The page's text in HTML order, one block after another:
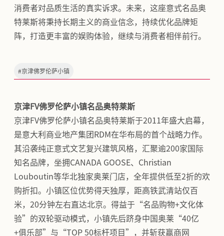
消费者对品质生活的真实诉求。未来，这座意式名品奥
特莱斯将秉持长期主义的商业信念，持续优化品牌矩
阵，打造更丰富的娱购体验，继续与消费者相伴前行。
#京津佛罗伦萨小镇
京津FV佛罗伦萨小镇名品奥特莱斯
京津FV佛罗伦萨小镇名品奥特莱斯于2011年盛大启幕，
是意大利商业地产集团RDM在华布局的首个战略力作。
其沿袭纯正意式文艺复兴建筑风格，汇聚逾200家国际
知名品牌，坐拥CANADA GOOSE、Christian
Louboutin等华北独家奥莱门店，全年提供低至2折的欢
购折扣。小镇区位优势得天独厚，距高铁武清站仅百
米，20分钟左右直达北京。得益于“名品购物+文化体
验”的双轮驱动模式，小镇先后跻身中国奥莱“40亿
+俱乐部”与“TOP 50标杆项目”，并斩获赢商网